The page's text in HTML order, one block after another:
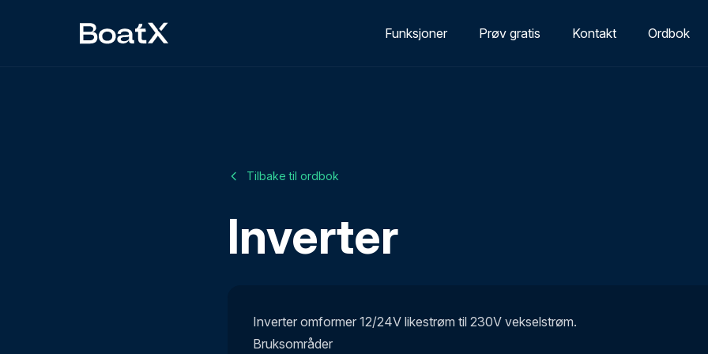
Funksjoner Prøv gratis Kontakt Ordbok
Tilbake til ordbok
Inverter
Inverter omformer 12/24V likestrøm til 230V vekselstrøm.
Bruksområder